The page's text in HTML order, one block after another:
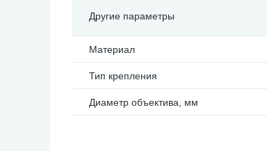
Другие параметры
Материал
Тип крепления
Диаметр объектива, мм